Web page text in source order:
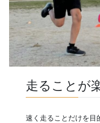
走ることが
速く走ることだけを目